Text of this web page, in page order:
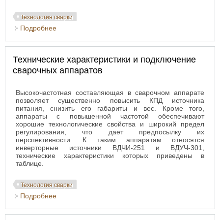
Технология сварки
Подробнее
Технические характеристики и подключение
сварочных аппаратов
Высокочастотная составляющая в сварочном аппарате
позволяет существенно повысить КПД источника
питания, снизить его габариты и вес. Кроме того,
аппараты с повышенной частотой обеспечивают
хорошие технологические свойства и широкий предел
регулирования, что дает предпосылку их
перспективности. К таким аппаратам относятся
инверторные источники ВДЧИ-251 и ВДУЧ-301,
технические характеристики которых приведены в
таблице.
Технология сварки
Подробнее